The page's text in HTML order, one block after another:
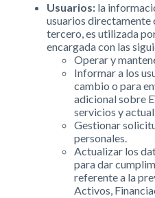
Usuarios: la
usuarios directamente
tercero, es utilizada
encargada con las
Operar y
Informar a los
cambio o para
adicional sobre
servicios y
Gestionar
personales.
Actualizar los
para dar
referente a la
Activos,